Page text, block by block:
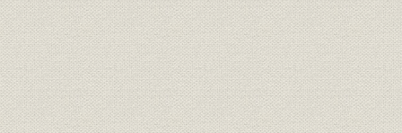
財務・業績
第53期貸借対照表(終戦直後の決
算)
昭和20年9